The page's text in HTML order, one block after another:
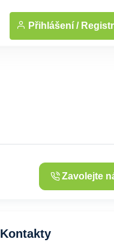
Přihlášení /
...
Zavolejte
Kontakty